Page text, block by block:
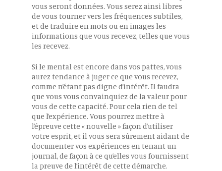
vous seront données. Vous serez ainsi libres
de vous tourner vers les fréquences subtiles,
et de traduire en mots ou en images les
informations que vous recevez, telles que vous
les recevez.
Si le mental est encore dans vos pattes, vous
aurez tendance à juger ce que vous recevez,
comme n’étant pas digne d’intérêt. Il faudra
que vous vous convainquiez de la valeur pour
vous de cette capacité. Pour cela rien de tel
que l’expérience. Vous pourrez mettre à
l’épreuve cette « nouvelle » façon d’utiliser
votre esprit, et il vous sera sûrement aidant de
documenter vos expériences en tenant un
journal, de façon à ce qu’elles vous fournissent
la preuve de l’intérêt de cette démarche.